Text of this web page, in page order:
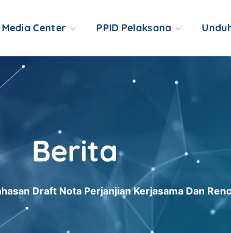
Media Center PPID Pelaksana
Berita
Draft Nota Perjanjian Kerjasama Dan